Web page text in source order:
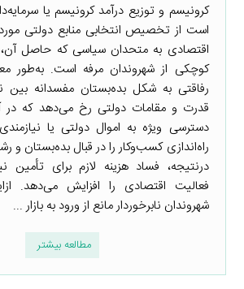
کرونیسم و توزیع درآمد کرونیسم یا
است از تخصیص انتخابی منابع دولتی مورد
اقتصادی به متحدان سیاسی که حاصل
کوچکی از شهروندان مرفه است. به‌طور
رفاقتی به شکل بده‌بستان مفسدانه بین
قدرت و مقامات دولتی رخ می‌دهد که در
دسترسی ویژه به اموال دولتی یا
راه‌اندازی کسب‌وکار را در قبال بده‌بستان و
درنتیجه، فساد هزینه لازم برای تأمین
فعالیت اقتصادی را افزایش می‌دهد.
شهروندان نابرخوردار مانع از ورود به بازار ...
مطالعه بیشتر